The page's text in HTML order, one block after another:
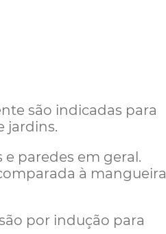
são indicadas para
jardins.
e paredes em geral.
à mangueira
por indução para